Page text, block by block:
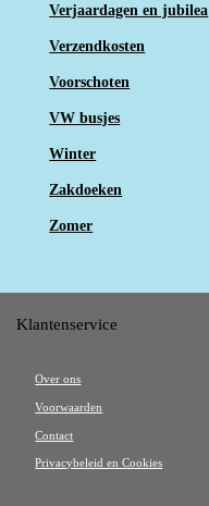
Verjaardagen en jubilea
Verzendkosten
Voorschoten
VW busjes
Winter
Zakdoeken
Zomer
Klantenservice
Over ons
Voorwaarden
Contact
Privacybeleid en Cookies